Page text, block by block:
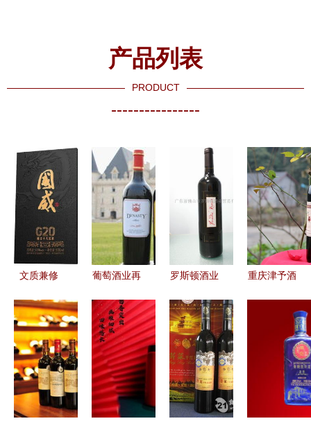
产品列表
PRODUCT
----------------
文质兼修
响下半年强
势发展进行
曲
葡萄酒业再
王朝梅鹿辄
惊艳登场酒
博会
罗斯顿酒业
加盟价值的
多维体验
重庆津予酒
心，引领桑
葚酒典范之